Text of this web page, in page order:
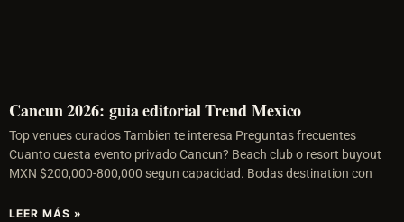
Cancun 2026: guia editorial Trend Mexico
Top venues curados Tambien te interesa Preguntas frecuentes
Cuanto cuesta evento privado Cancun? Beach club o resort buyout
MXN $200,000-800,000 segun capacidad. Bodas destination con
LEER MÁS »